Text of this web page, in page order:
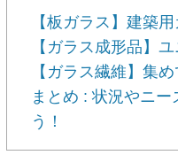
【板ガラス】建築
【ガラス成形品】
【ガラス繊維】集
まとめ : 状況やニ
う！